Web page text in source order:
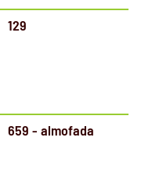
129
659 - almofada